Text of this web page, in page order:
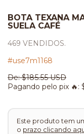
BOTA TEXANA
SUELA CAFÉ
469 VENDIDOS.
#use7m1168
De:$185.55 USD
Pagando pelo pix 🔥:
Este produto tem
o prazo clicando